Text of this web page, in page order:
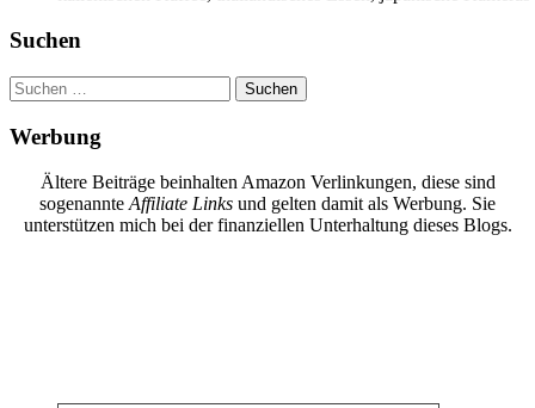
Suchen
Suchen
nach:
Werbung
Ältere Beiträge beinhalten Amazon Verlinkungen, diese sind
sogenannte Affiliate Links und gelten damit als Werbung. Sie
unterstützen mich bei der finanziellen Unterhaltung dieses Blogs.